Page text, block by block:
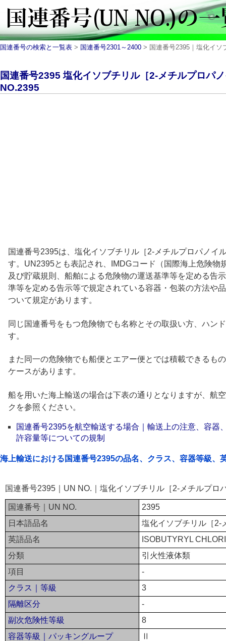
国連番号の検索と一覧表 > 国連番号2301～2400 > 国連番号2395｜塩化イソ
国連番号2395 塩化イソブチリル［2-メチルプロパ
NO.2395
国連番号2395は、塩化イソブチリル［2-メチルプロパノイ
す。UN2395とも表記され、IMDGコード（国際海上危険物
及び貯蔵規則、船舶による危険物の運送基準等を定める告
準等を定める告示等で規定されている容器・包装の方法や
ついて規定があります。
同じ国連番号をもつ危険物でも名称とその取扱い方、ハン
す。
また同一の危険物でも船便とエアー便とでは積載できるも
ケースがあります。
船を用いた海上輸送の場合は下表の通りとなりますが、航
クを参照ください。
国連番号2395を航空輸送する場合｜輸送上の注意、容器
許容量等についての規制
海上輸送における国連番号2395の品名、クラス、容器等級、
国連番号2395｜UN NO.｜塩化イソブチリル［2-メチルプロ
国連番号｜UN NO.
2395
日本語品名
塩化イソブチリル［2-
英語品名
ISOBUTYRYL
分類
引火性液体類
項目
-
クラス｜等級
3
隔離区分
-
副次危険性等級
8
容器等級｜パッキングループ
Ⅱ